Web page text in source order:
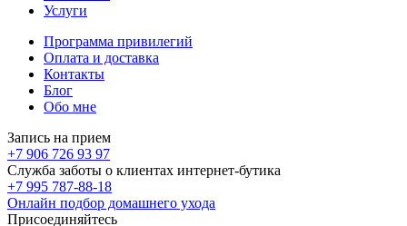
Услуги
Программа привилегий
Оплата и доставка
Контакты
Блог
Обо мне
Запись на прием
+7 906 726 93 97
Служба заботы о клиентах интернет-бутика
+7 995 787-88-18
Онлайн подбор домашнего ухода
Присоединяйтесь